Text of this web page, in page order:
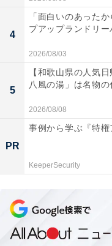
【おすすめ記事】
11月開園「ジブリパ
ト公開！ 「もののけ
旅行作家が“もう一度
10選！ 【7月16日は
・
横浜高島屋「初」が
・
スタバ新作！ 夏の定
ーチ”で丸かじりした
4
「面白いのあった
プアップランドリー
2026/08/03
5
【和歌山県の人気
八風の湯」は名物の
2026/08/08
PR
事例から学ぶ『特権
KeeperSecurity